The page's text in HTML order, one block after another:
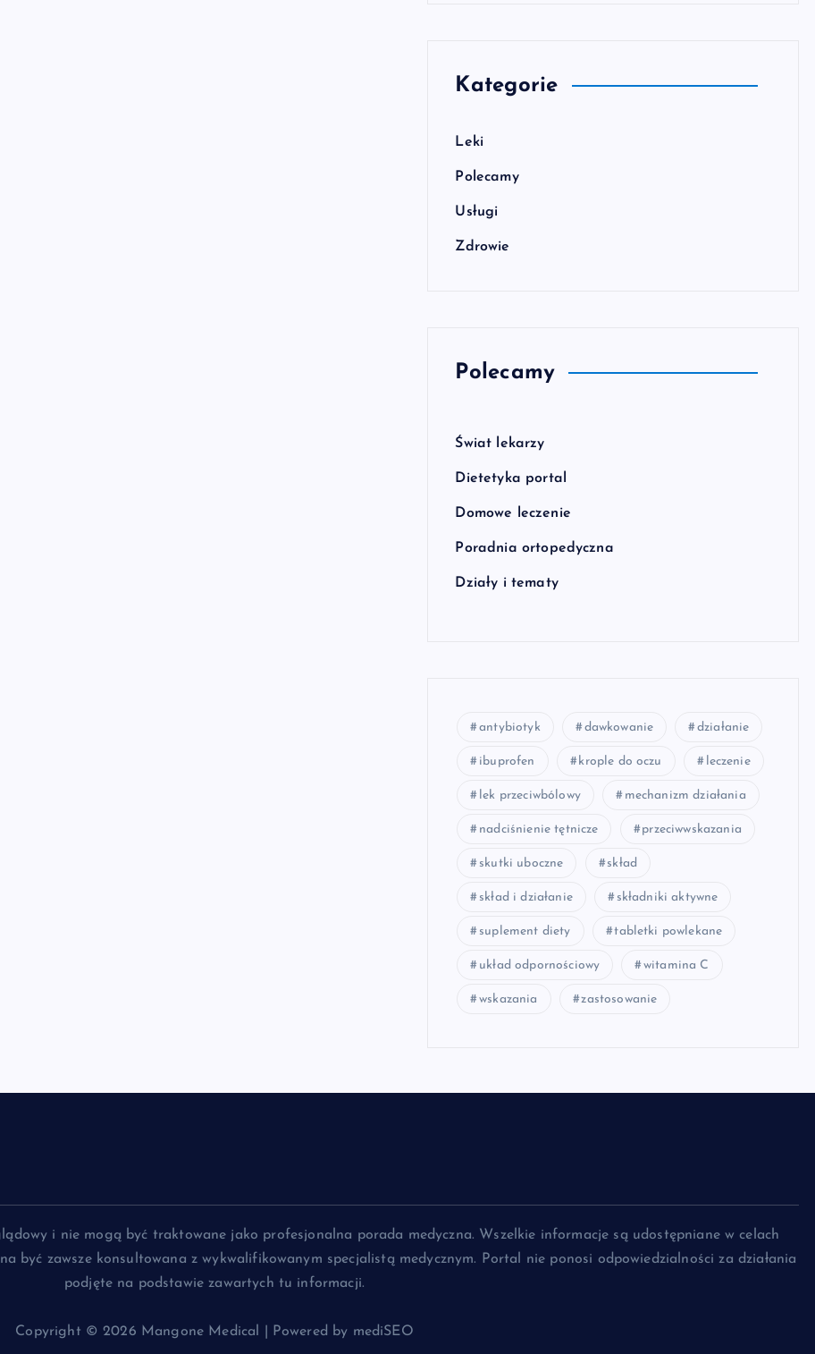
Kategorie
Leki
Polecamy
Usługi
Zdrowie
Polecamy
Świat lekarzy
Dietetyka portal
Domowe leczenie
Poradnia ortopedyczna
Działy i tematy
antybiotyk dawkowanie działanie
ibuprofen krople do oczu leczenie
lek przeciwbólowy mechanizm działania
nadciśnienie tętnicze przeciwwskazania
skutki uboczne skład
skład i działanie składniki aktywne
suplement diety tabletki powlekane
układ odpornościowy witamina C
wskazania zastosowanie
i nie mogą być traktowane jako profesjonalna porada medyczna. Wszelkie informacje są udostępniane w celach
być zawsze konsultowana z wykwalifikowanym specjalistą medycznym. Portal nie ponosi odpowiedzialności za działania
podjęte na podstawie zawartych tu informacji.
Copyright © 2026 Mangone Medical | Powered by mediSEO